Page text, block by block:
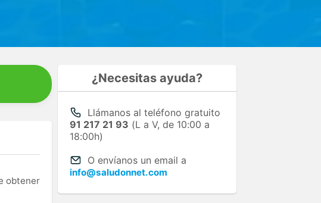
obtener
¿Necesitas ayuda?
Llámanos al teléfono gratuito
91 217 21 93 (L a V, de 10:00 a
18:00h)
O envíanos un email a
info@saludonnet.com